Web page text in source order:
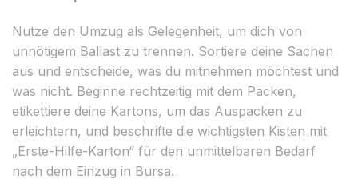
Nutze den Umzug als Gelegenheit, um dich von
unnötigem Ballast zu trennen. Sortiere deine Sachen
aus und entscheide, was du mitnehmen möchtest und
was nicht. Beginne rechtzeitig mit dem Packen,
etikettiere deine Kartons, um das Auspacken zu
erleichtern, und beschrifte die wichtigsten Kisten mit
„Erste-Hilfe-Karton“ für den unmittelbaren Bedarf
nach dem Einzug in Bursa.